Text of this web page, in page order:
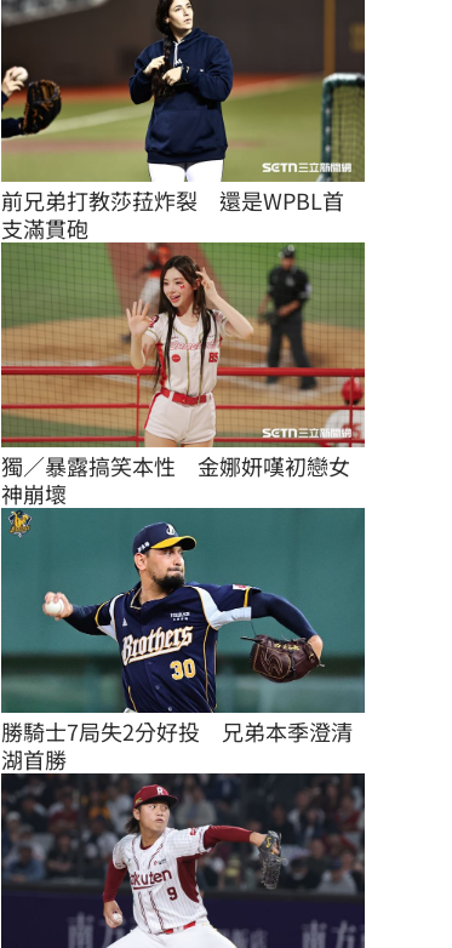
前兄弟打教莎菈炸裂　還是WPBL首
支滿貫砲
獨／暴露搞笑本性　金娜妍嘆初戀女
神崩壞
勝騎士7局失2分好投　兄弟本季澄清
湖首勝